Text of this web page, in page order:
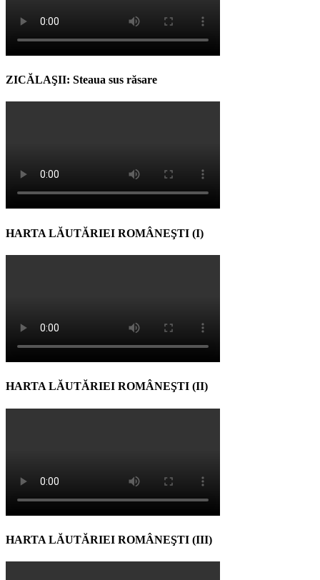
ZICĂLAŞII: Steaua sus răsare
HARTA LĂUTĂRIEI ROMÂNEŞTI (I)
HARTA LĂUTĂRIEI ROMÂNEŞTI (II)
HARTA LĂUTĂRIEI ROMÂNEŞTI (III)